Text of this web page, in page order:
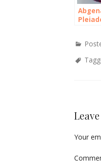
Your